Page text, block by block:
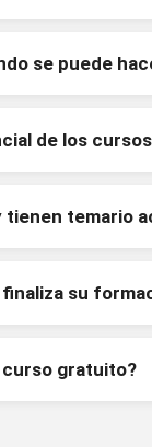
se puede
de los
tienen temario
su
gratuito?